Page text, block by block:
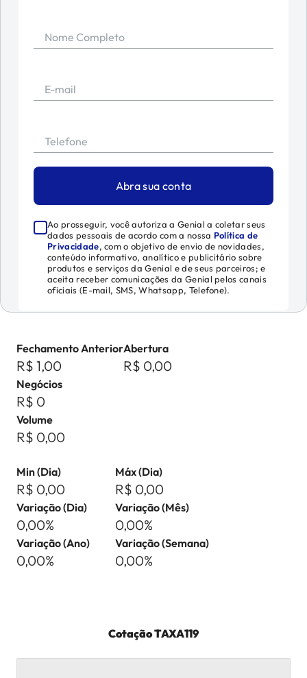
Nome Completo
E-mail
Telefone
Abra sua conta
Ao prosseguir, você autoriza a Genial a coletar seus
dados pessoais de acordo com a nossa Política de
Privacidade, com o objetivo de envio de novidades,
conteúdo informativo, analítico e publicitário sobre
produtos e serviços da Genial e de seus parceiros; e
aceita receber comunicações da Genial pelos canais
oficiais (E-mail, SMS, Whatsapp, Telefone).
Fechamento Anterior
R$ 1,00
Abertura
R$ 0,00
Negócios
R$ 0
Volume
R$ 0,00
Min (Dia)
R$ 0,00
Máx (Dia)
R$ 0,00
Variação (Dia)
0,00%
Variação (Mês)
0,00%
Variação (Ano)
0,00%
Variação (Semana)
0,00%
CotaçãoTAXA119